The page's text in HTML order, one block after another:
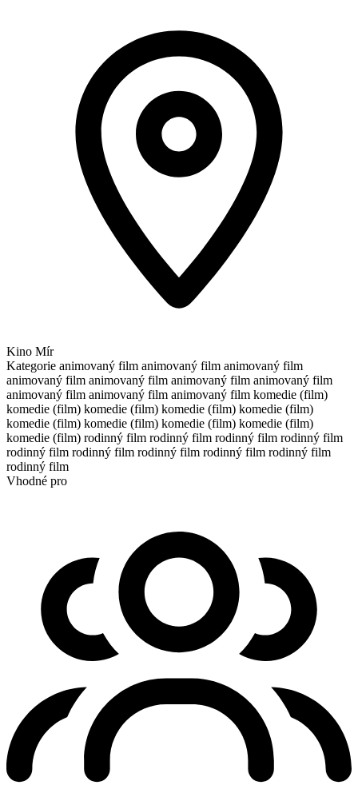
Kino Mír
Kategorie animovaný film animovaný film animovaný film
animovaný film animovaný film animovaný film animovaný film
animovaný film animovaný film animovaný film komedie (film)
komedie (film) komedie (film) komedie (film) komedie (film)
komedie (film) komedie (film) komedie (film) komedie (film)
komedie (film) rodinný film rodinný film rodinný film rodinný film
rodinný film rodinný film rodinný film rodinný film rodinný film
rodinný film
Vhodné pro